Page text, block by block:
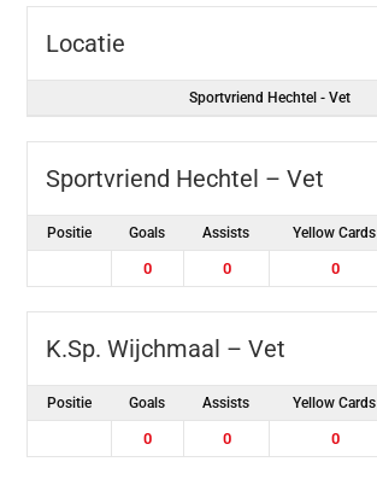
Locatie
Sportvriend Hechtel - Vet
Sportvriend Hechtel – Vet
Positie Goals Assists Yellow Cards
0 0 0
K.Sp. Wijchmaal – Vet
Positie Goals Assists Yellow Cards
0 0 0